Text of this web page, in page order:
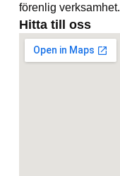
förenlig verksamhet.
Hitta till oss